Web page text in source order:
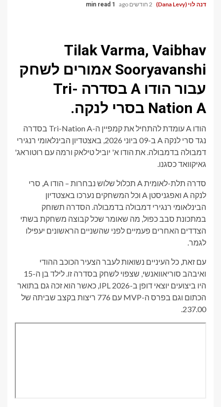
דנה לוי (Dana Levy) 2 חודשים ago 1 min read
Tilak Varma, Vaibhav
Sooryavanshi אמורים לשחק
עבור הודו A בסדרה Tri-
Nation A בסרי לנקה.
הודו A עומדת להתחיל את קמפיין ה-Tri-Nation A בסדרה
נגד סרי לנקה A ב-09 ביוני 2026, באצטדיון הבינלאומי רנגירי
דמבולה בדמבולה. את הודו א' יוביל טילאק ורמה עם רוטוראג'
גאיקוואד כסגנו.
סדרה תלת-לאומית A תכלול שלוש נבחרות – הודו A, סרי
לנקה A ואפגניסטן A וכל המשחקים נערכו באצטדיון
הבינלאומי רנגירי דמבולה בדמבולה. הסדרה תשוחק
במתכונת סבב כפול, מה שאומר שכל קבוצה משחקת בשתי
הצדדים האחרים פעמיים לפני שהשניים הראשונים יעפילו
לגמר.
עם זאת, כל העיניים נשואות לעבר הצעיר הכוכב ההודי
ואיבהב סוריאוואנשי, שצפוי לשחק בסדרה זו. לילד בן ה-15
היו ביצועים יוצאי דופן ב-IPL 2026, כאשר הוא זכה גם בתואר
הכתום וגם בפרס ה-MVP עם 776 ריצות בקצב שביתה של
237.00.